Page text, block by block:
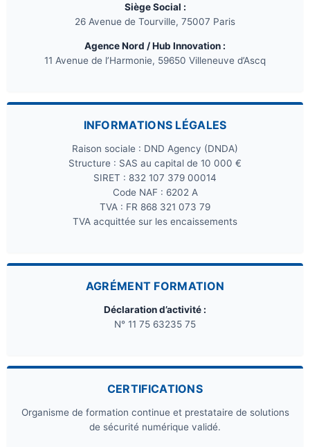
Siège Social :
26 Avenue de Tourville, 75007 Paris
Agence Nord / Hub Innovation :
11 Avenue de l’Harmonie, 59650 Villeneuve d’Ascq
INFORMATIONS LÉGALES
Raison sociale : DND Agency (DNDA)
Structure : SAS au capital de 10 000 €
SIRET : 832 107 379 00014
Code NAF : 6202 A
TVA : FR 868 321 073 79
TVA acquittée sur les encaissements
AGRÉMENT FORMATION
Déclaration d’activité :
N° 11 75 63235 75
CERTIFICATIONS
Organisme de formation continue et prestataire de solutions
de sécurité numérique validé.